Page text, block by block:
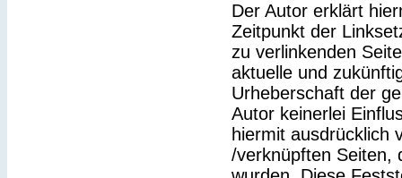
Der Autor erklärt
Zeitpunkt der
zu verlinkenden
aktuelle und
Urheberschaft der
Autor keinerlei
hiermit ausdrücklich
/verknüpften Seiten,